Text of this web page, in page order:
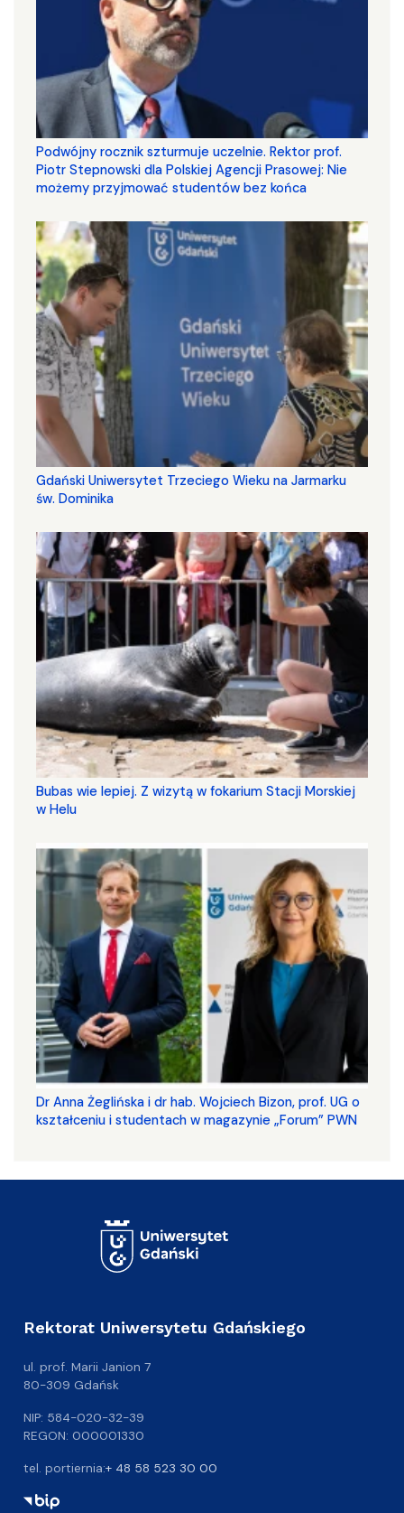
Podwójny rocznik szturmuje uczelnie. Rektor prof.
Piotr Stepnowski dla Polskiej Agencji Prasowej: Nie
możemy przyjmować studentów bez końca
Gdański Uniwersytet Trzeciego Wieku na Jarmarku
św. Dominika
Bubas wie lepiej. Z wizytą w fokarium Stacji Morskiej
w Helu
​​​​​​​Dr Anna Żeglińska i dr hab. Wojciech Bizon, prof. UG o
kształceniu i studentach w magazynie „Forum” PWN
Rektorat Uniwersytetu Gdańskiego
ul. prof. Marii Janion 7
80-309 Gdańsk
NIP: 584-020-32-39
REGON: 000001330
tel. portiernia:+ 48 58 523 30 00